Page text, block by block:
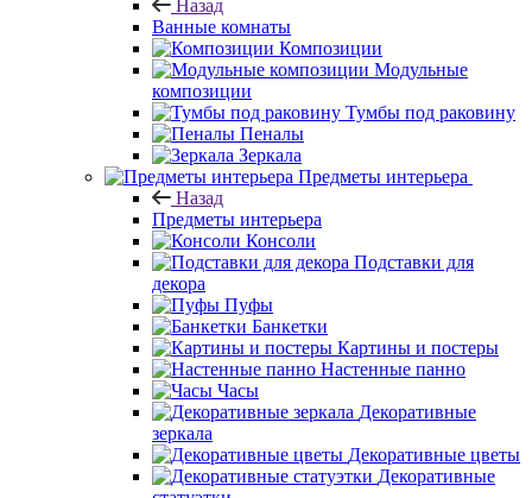
Назад
Ванные комнаты
Композиции
Модульные
композиции
Тумбы под раковину
Пеналы
Зеркала
Предметы интерьера
Назад
Предметы интерьера
Консоли
Подставки для
декора
Пуфы
Банкетки
Картины и постеры
Настенные панно
Часы
Декоративные
зеркала
Декоративные цветы
Декоративные